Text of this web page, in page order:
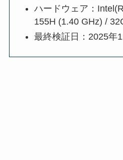
ハードウェア：
155H (1.40 GHz) /
最終検証日：2025年